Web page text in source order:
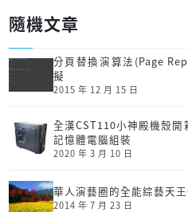
隨機文章
分頁替換演算法(Page
擬
2015 年 12 月 15 日
全漢CST110小神殿機殼開
記憶體電腦組裝
2020 年 3 月 10 日
華人演藝圈的全能綜藝天
2014 年 7 月 23 日